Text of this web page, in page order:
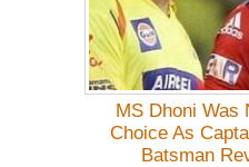
MS Dhoni Was
Choice As
Batsman